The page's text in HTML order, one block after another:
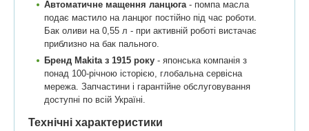
Автоматичне мащення ланцюга- помпа масла
подає мастило на ланцюг постійно під час роботи.
Бак оливи на 0,55 л - при активній роботі вистачає
приблизно на бак пального.
Бренд Makita з 1915 року - японська компанія з
понад 100-річною історією, глобальна сервісна
мережа. Запчастини і гарантійне обслуговування
доступні по всій Україні.
Технічні характеристики